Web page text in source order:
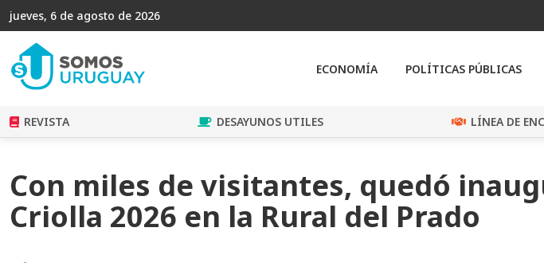
jueves, 6 de agosto de 2026
ECONOMÍA POLÍTICAS PÚBLICAS
REVISTA DESAYUNOS UTILES LÍNEA DE
Con miles de visitantes, quedó
Criolla 2026 en la Rural del Prado